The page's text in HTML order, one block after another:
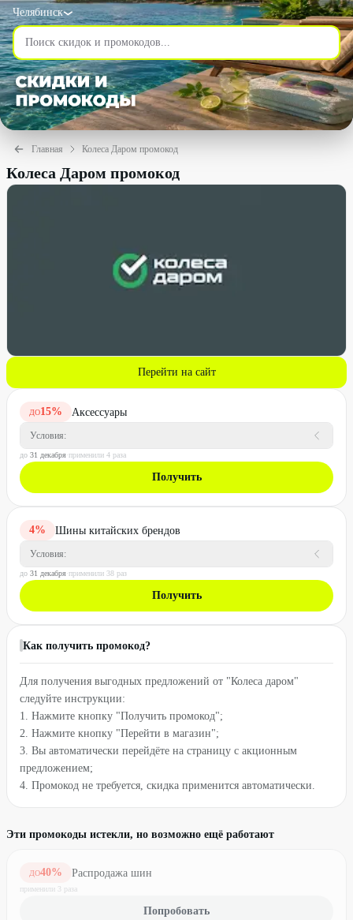
Челябинск
Главная Колеса Даром промокод
Колеса Даром промокод
Перейти на сайт
ДО15% Аксессуары
Условия:
до 31 декабря·применили 4 раза
Получить
4% Шины китайских брендов
Условия:
до 31 декабря·применили 38 раз
Получить
Как получить промокод?
Для получения выгодных предложений от "Колеса даром"
следуйте инструкции:
1. Нажмите кнопку "Получить промокод";
2. Нажмите кнопку "Перейти в магазин";
3. Вы автоматически перейдёте на страницу с акционным
предложением;
4. Промокод не требуется, скидка применится автоматически.
Эти промокоды истекли, но возможно ещё работают
ДО40% Распродажа шин
применили 3 раз а
Попробовать